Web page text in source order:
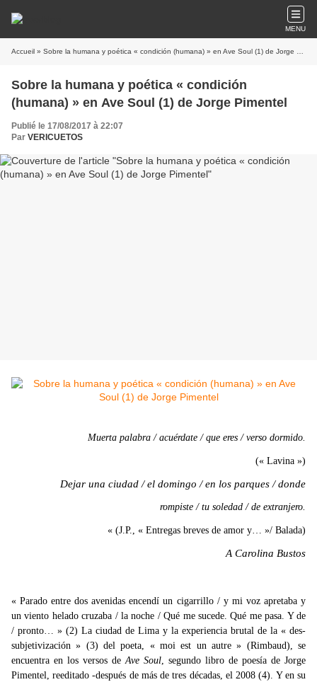
MENU
Accueil » Sobre la humana y poética « condición (humana) » en Ave Soul (1) de Jorge Pimentel
Sobre la humana y poética « condición
(humana) » en Ave Soul (1) de Jorge Pimentel
Publié le 17/08/2017 à 22:07
Par VERICUETOS
Muerta palabra / acuérdate / que eres / verso dormido.
(« Lavina »)
Dejar una ciudad / el domingo / en los parques / donde
rompiste / tu soledad / de extranjero.
« (J.P., « Entregas breves de amor y… »/ Balada)
A Carolina Bustos
« Parado entre dos avenidas encendí un cigarrillo / y mi voz apretaba y
un viento helado cruzaba / la noche / Qué me sucede. Qué me pasa. Y de
/ pronto… » (2) La ciudad de Lima y la experiencia brutal de la « des-
subjetivización » (3) del poeta, « moi est un autre » (Rimbaud), se
encuentra en los versos deAve Soul, segundo libro de poesía de Jorge
Pimentel, reeditado -después de más de tres décadas, el 2008 (4). Y en su